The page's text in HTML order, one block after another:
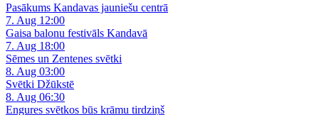
Pasākums Kandavas jauniešu centrā
7. Aug 12:00
Gaisa balonu festivāls Kandavā
7. Aug 18:00
Sēmes un Zentenes svētki
8. Aug 03:00
Svētki Džūkstē
8. Aug 06:30
Engures svētkos būs krāmu tirdziņš